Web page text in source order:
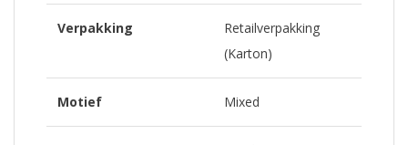
Verpakking
Retailverpakking
(Karton)
Motief Mixed